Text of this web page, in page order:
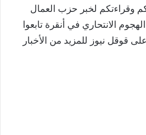
وقراءتكم لخبر حزب العمال
الانتحاري في أنقرة تابعوا